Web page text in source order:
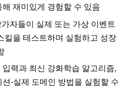
재미있게 경험할 수 있음
자들이 실제 또는 가상 이벤트
킬을 테스트하며 실험하고 성장
력과 최신 강화학습 알고리즘,
-실제 도메인 방법을 실험할 수